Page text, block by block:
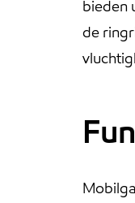
bieden
de